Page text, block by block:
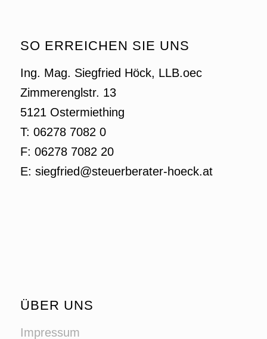
SO ERREICHEN SIE UNS
Ing. Mag. Siegfried Höck, LLB.oec
Zimmerenglstr. 13
5121 Ostermiething
T: 06278 7082 0
F: 06278 7082 20
E: siegfried@steuerberater-hoeck.at
ÜBER UNS
Impressum